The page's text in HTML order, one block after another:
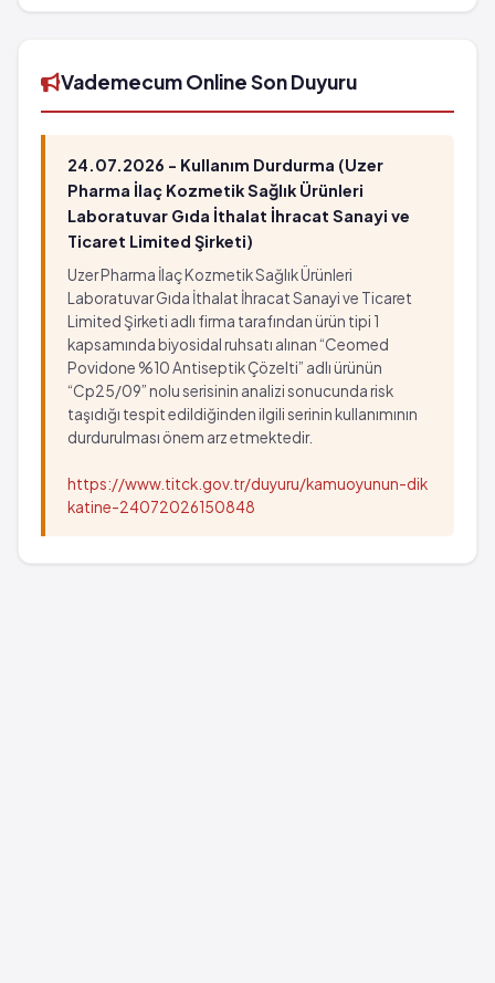
Çözücü 500 İU 1 flakonluk ambalaj'in barkod
Vademecum Online Son Duyuru
24.07.2026 - Kullanım Durdurma (Uzer
Pharma İlaç Kozmetik Sağlık Ürünleri
Laboratuvar Gıda İthalat İhracat Sanayi ve
Ticaret Limited Şirketi)
Uzer Pharma İlaç Kozmetik Sağlık Ürünleri
Laboratuvar Gıda İthalat İhracat Sanayi ve Ticaret
Limited Şirketi adlı firma tarafından ürün tipi 1
kapsamında biyosidal ruhsatı alınan “Ceomed
Povidone %10 Antiseptik Çözelti” adlı ürünün
“Cp25/09” nolu serisinin analizi sonucunda risk
taşıdığı tespit edildiğinden ilgili serinin kullanımının
durdurulması önem arz etmektedir.
https://www.titck.gov.tr/duyuru/kamuoyunun-dik
katine-24072026150848